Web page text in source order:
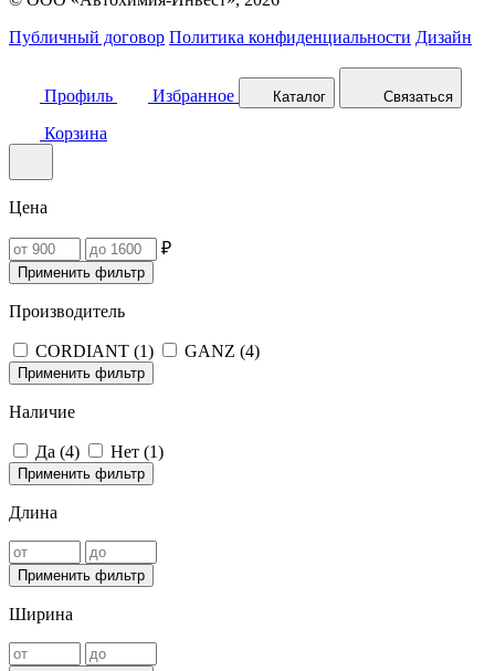
Публичный договор Политика конфиденциальности Дизайн
Профиль Избранное Каталог Связаться
Корзина
Цена
₽
Применить фильтр
Производитель
CORDIANT (1) GANZ (4)
Применить фильтр
Наличие
Да (4) Нет (1)
Применить фильтр
Длина
Применить фильтр
Ширина